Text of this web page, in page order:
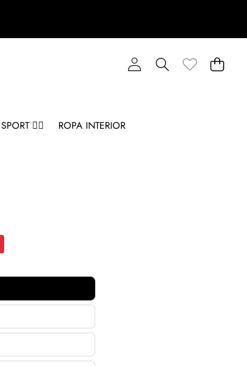
SPORT 🏋️‍♂️ ROPA INTERIOR